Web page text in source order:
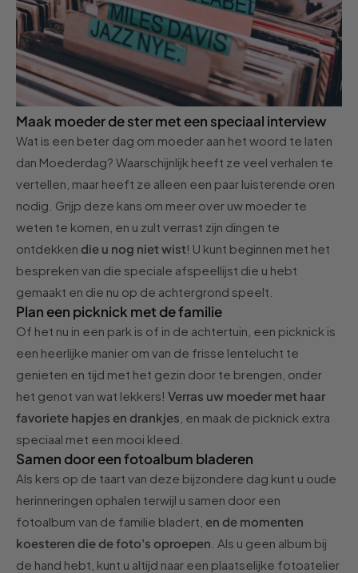
Maak moeder de ster met een speciaal interview
Wat is een beter dag om moeder aan het woord te laten
dan Moederdag? Waarschijnlijk heeft ze veel verhalen te
vertellen, maar heeft ze alleen een paar luisterende oren
nodig. Grijp deze kans om meer over uw moeder te
weten te komen, en u zult verrast zijn dingen te
ontdekken die u nog niet wist! U kunt beginnen met het
bespreken van die speciale afspeellijst die u hebt
gemaakt en die nu op de achtergrond speelt.
Plan een picknick met de familie
Of het nu in een park is of in de achtertuin, een picknick is
een heerlijke manier om van de frisse lentelucht te
genieten en tijd met het gezin door te brengen, onder
het genot van wat lekkers! Verras uw moeder met haar
favoriete hapjes en drankjes , en maak de picknick extra
speciaal met een mooi kleed.
Samen door een fotoalbum bladeren
Als kers op de taart van deze bijzondere dag kunt u oude
herinneringen ophalen terwijl u samen door een
fotoalbum van de familie bladert, en de momenten
koesteren die de foto's oproepen . Als u geen album bij
de hand hebt, kunt u altijd naar een plaatselijke fotoatelier